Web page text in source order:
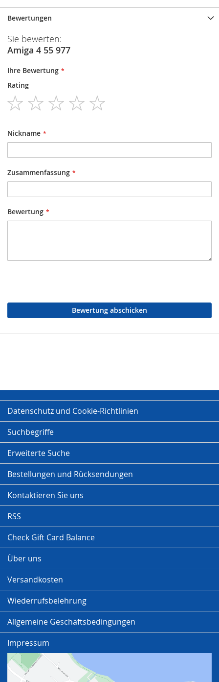
Bewertungen
Sie bewerten:
Amiga 4 55 977
Ihre Bewertung
Rating
1
star
2
stars
3
stars
4
stars
Nickname
Zusammenfassung
Bewertung
Bewertung abschicken
Datenschutz und Cookie-Richtlinien
Suchbegriffe
Erweiterte Suche
Bestellungen und Rücksendungen
Kontaktieren Sie uns
RSS
Check Gift Card Balance
Über uns
Versandkosten
Wiederrufsbelehrung
Allgemeine Geschäftsbedingungen
Impressum